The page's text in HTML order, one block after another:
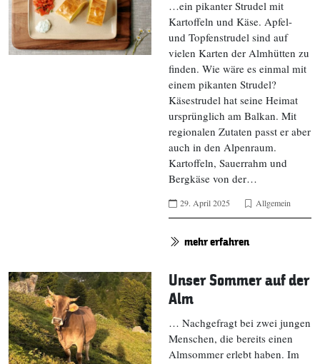
…ein pikanter Strudel mit
Kartoffeln und Käse. Apfel-
und Topfenstrudel sind auf
vielen Karten der Almhütten zu
finden. Wie wäre es einmal mit
einem pikanten Strudel?
Käsestrudel hat seine Heimat
ursprünglich am Balkan. Mit
regionalen Zutaten passt er aber
auch in den Alpenraum.
Kartoffeln, Sauerrahm und
Bergkäse von der…
29. April 2025 Allgemein
mehr erfahren
Unser Sommer auf der
Alm
… Nachgefragt bei zwei jungen
Menschen, die bereits einen
Almsommer erlebt haben. Im